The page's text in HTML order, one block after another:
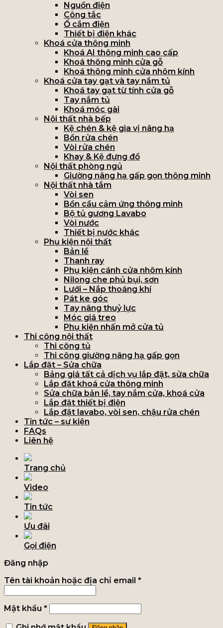
Nguồn điện
Công tắc
Ổ cắm điện
Thiết bị điện khác
Khoá cửa thông minh
Khoá AI thông minh cao cấp
Khoá thông minh cửa gỗ
Khoá thông minh cửa nhôm kính
Khoá cửa tay gạt và tay nắm tủ
Khoá tay gạt từ tính cửa gỗ
Tay nắm tủ
Khoá móc gài
Nội thất nhà bếp
Kệ chén & kệ gia vị nâng hạ
Bồn rửa chén
Vòi rửa chén
Khay & Kệ đựng đồ
Nội thất phòng ngủ
Giường nâng hạ gấp gọn thông minh
Nội thất nhà tắm
Vòi sen
Bồn cầu cảm ứng thông minh
Bộ tủ gương Lavabo
Vòi nước
Thiết bị nước khác
Phụ kiện nội thất
Bản lề
Thanh ray
Phụ kiện cánh cửa nhôm kính
Nilong che phủ bụi, sơn
Lưới – Nắp thoáng khí
Pát ke góc
Tay nâng thuỷ lực
Móc giá treo
Phụ kiện nhấn mở cửa tủ
Thi công nội thất
Thi công tủ
Thi công giường nâng hạ gấp gọn
Lắp đặt – Sửa chữa
Bảng giá tất cả dịch vụ lắp đặt, sửa chữa
Lắp đặt khoá cửa thông minh
Sửa chữa bản lề, tay nắm cửa, khoá cửa
Lắp đặt thiết bị điện
Lắp đặt lavabo, vòi sen, chậu rửa chén
Tin tức – sự kiện
FAQs
Liên hệ
Trang chủ
Video
Tin tức
Ưu đãi
Gọi điện
Đăng nhập
Tên tài khoản hoặc địa chỉ email *
Mật khẩu *